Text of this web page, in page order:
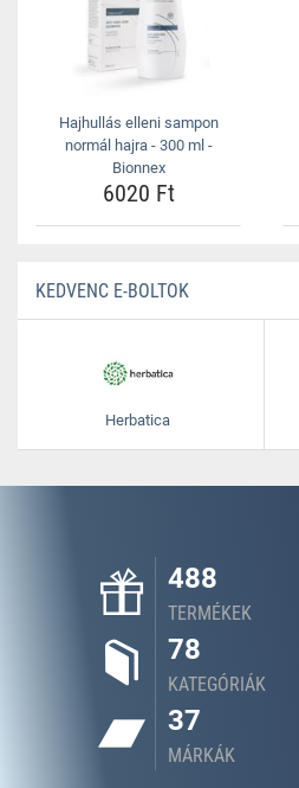
Hajhullás elleni sampon
normál hajra - 300 ml -
Bionnex
6020 Ft
KEDVENC E-BOLTOK
Herbatica
488
TERMÉKEK
78
KATEGÓRIÁK
37
MÁRKÁK